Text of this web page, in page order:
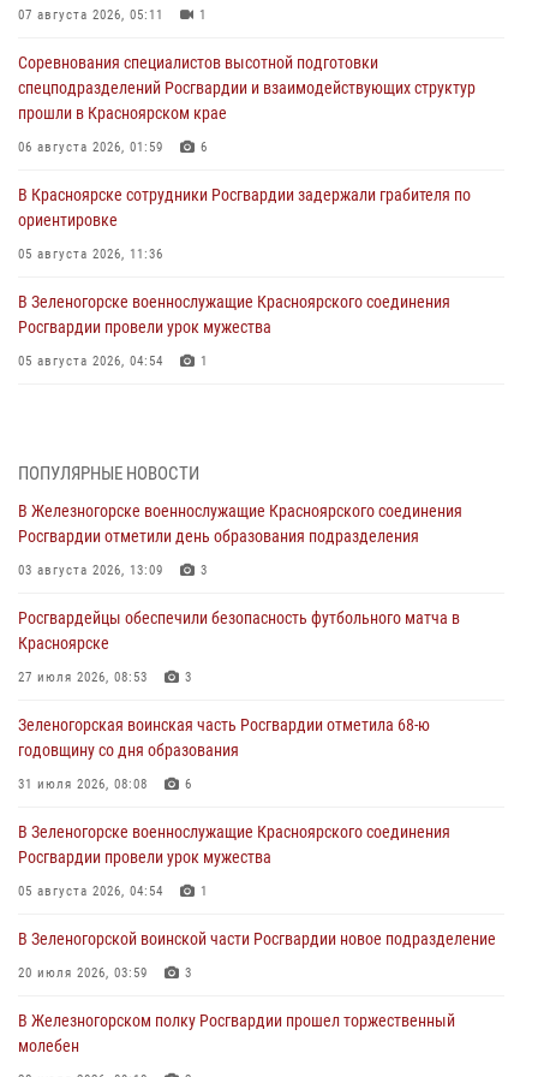
07 августа 2026, 05:11 1
Соревнования специалистов высотной подготовки
спецподразделений Росгвардии и взаимодействующих структур
прошли в Красноярском крае
06 августа 2026, 01:59 6
В Красноярске сотрудники Росгвардии задержали грабителя по
ориентировке
05 августа 2026, 11:36
В Зеленогорске военнослужащие Красноярского соединения
Росгвардии провели урок мужества
05 августа 2026, 04:54 1
05 августа 2026, 04:52 1
В Красноярске сотрудники вневедомственной охраны Росгвардии
задержали подозреваемого в серии краж из гипермаркета
04 августа 2026, 09:57
Сотрудники Росгвардии обеспечили общественный порядок во
время проведения экстремального заплыва в Дудинке
04 августа 2026, 08:36
В Красноярске сотрудники Росгвардии задержали подозреваемого
в серии краж из супермаркета
04 августа 2026, 06:50
Военнослужащие Красноярского соединения Росгвардии
познакомили отдыхающих детей с тонкостями РХБ защиты
03 августа 2026, 13:12 2
ПОПУЛЯРНЫЕ НОВОСТИ
В Железногорске военнослужащие Красноярского соединения
Росгвардии отметили день образования подразделения
03 августа 2026, 13:09 3
Росгвардейцы обеспечили безопасность футбольного матча в
Красноярске
27 июля 2026, 08:53 3
Зеленогорская воинская часть Росгвардии отметила 68-ю
годовщину со дня образования
31 июля 2026, 08:08 6
В Зеленогорске военнослужащие Красноярского соединения
Росгвардии провели урок мужества
05 августа 2026, 04:54 1
В Зеленогорской воинской части Росгвардии новое подразделение
20 июля 2026, 03:59 3
В Железногорском полку Росгвардии прошел торжественный
молебен